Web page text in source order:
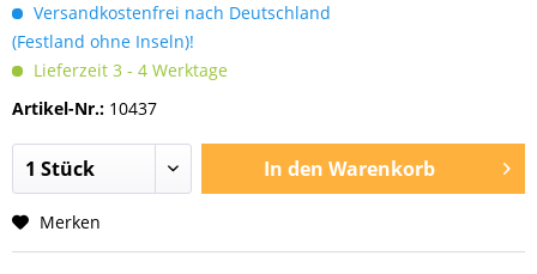
Versandkostenfrei nach Deutschland
(Festland ohne Inseln)!
Lieferzeit 3 - 4 Werktage
Artikel-Nr.: 10437
In den Warenkorb
Merken